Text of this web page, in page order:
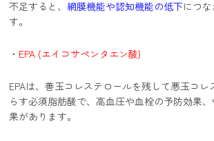
不足すると、網膜機能や認知機能の低下につ
す。
・ EPA (エイコサペンタエン酸)
EPAは、善玉コレステロールを残して悪玉コ
らす必須脂肪酸で、高血圧や血栓の予防効果
果があります。